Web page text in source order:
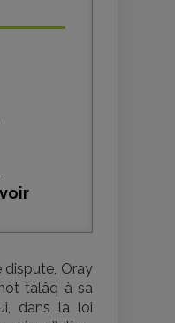
dispute, Oray
talâq à sa
dans la loi